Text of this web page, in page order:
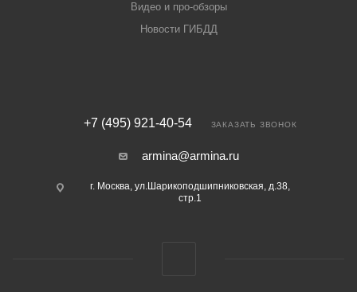
Видео и про-обзоры
Новости ГИБДД
+7 (495) 921-40-54 ЗАКАЗАТЬ ЗВОНОК
armina@armina.ru
г. Москва, ул.Шарикоподшипниковская, д.38,
стр.1